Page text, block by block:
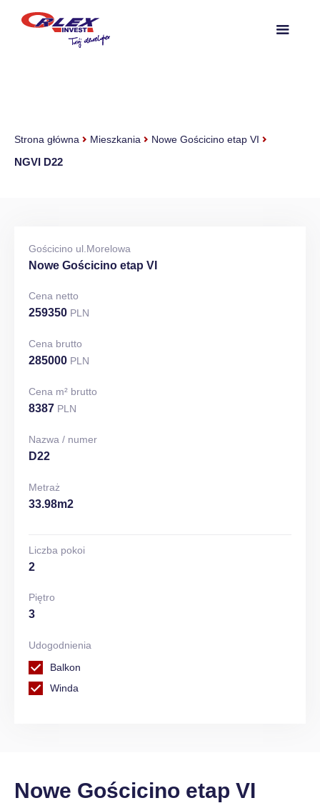
Strona główna Mieszkania Nowe Gościcino etap VI
NGVI D22
Gościcino ul.Morelowa
Nowe Gościcino etap VI
Cena netto
259350 PLN
Cena brutto
285000 PLN
Cena m² brutto
8387 PLN
Nazwa / numer
D22
Metraż
33.98m2
Liczba pokoi
2
Piętro
3
Udogodnienia
Balkon
Winda
Nowe Gościcino etap VI